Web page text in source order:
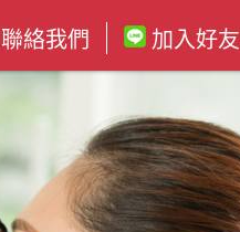
聯絡我們 加入好友